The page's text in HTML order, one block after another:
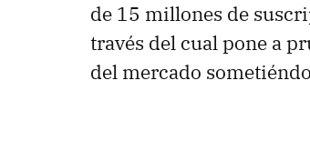
de 15 millones de
través del cual pone a
del mercado